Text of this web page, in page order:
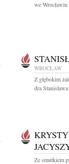
we
WROCŁAW
Z głębokim
dra
Ze smutkiem